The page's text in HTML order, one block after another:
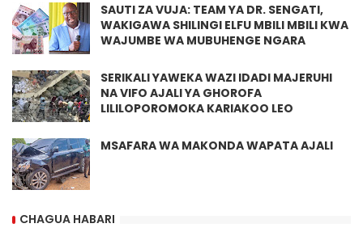
SAUTI ZA VUJA: TEAM YA DR. SENGATI,
WAKIGAWA SHILINGI ELFU MBILI MBILI KWA
WAJUMBE WA MUBUHENGE NGARA
SERIKALI YAWEKA WAZI IDADI MAJERUHI
NA VIFO AJALI YA GHOROFA
LILILOPOROMOKA KARIAKOO LEO
MSAFARA WA MAKONDA WAPATA AJALI
CHAGUA HABARI